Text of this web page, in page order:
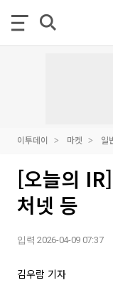
이투데이 마켓 일
[오늘의
처넷 등
입력 2026-04-09 07:37
김우람 기자